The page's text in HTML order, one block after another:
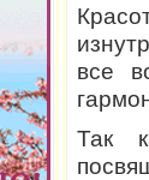
все
Так